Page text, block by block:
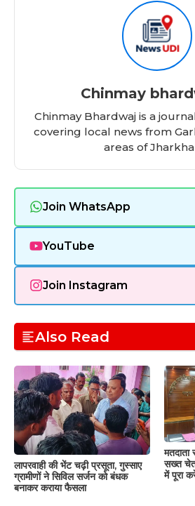
k
p
g
ra
m
a
d
s
Chinmay
Chinmay Bhardwaj is a
covering local news from
areas of
Join WhatsApp
YouTube
Join Instagram
Also Read
लापरवाही की भेंट चढ़ी प्रसूता, गुस्साए
ग्रामीणों ने सिविल सर्जन को बंधक
बनाकर कराया फैसला
मतदाता
सख्त
में पूरा